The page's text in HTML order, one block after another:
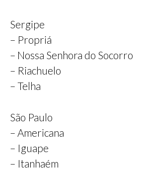
Sergipe
– Propriá
– Nossa Senhora do Socorro
– Riachuelo
– Telha
São Paulo
– Americana
– Iguape
– Itanhaém